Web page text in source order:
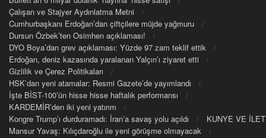
Çalışan ve Stajyer Aydınlatma Metni
Cumhurbaşkanı Erdoğan’dan çiftçilere müjde yağmuru
Dursun Özbek’ten Osimhen açıklaması!
DYO Boya’dan grev açıklaması: Yüzde 97 zam teklif ettik
Erdoğan, deniz kazasında yaralanan Yalçın’ı ziyaret etti
Gizlilik ve Çerez Politikaları
HSK’dan yeni atamalar: Resmi Gazete’de yayımlandı
İşte BİST-100’ün hisse hisse haftalık performansı
KARDEMİR’den iki yeni yatırım
Kongre Trump’ı durduramadı: İran’a savaş yolu açıldı
KUNYE VE
Mansur Yavaş: Kılıçdaroğlu ile yeni görüşme olmayacak